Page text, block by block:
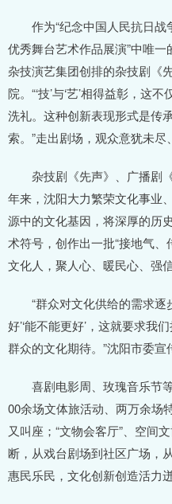
作为“纪念中国人民抗日战
优秀舞台艺术作品展演”中唯
杂技演艺集团创排的杂技剧《
院。“‘技’与‘艺’相得益彰，这
洗礼。这种创新表现形式是传
索。”走出剧场，观众意犹未尽
杂技剧《先声》、广播剧
年来，沈阳大力繁荣文化事业
源中的文化基因，将深厚的历
术符号，创作出一批“接地气
文化人，聚人心、暖民心、强信
“群众对文化供给的需求逐步
好’‘能不能更好’，这就要求我
群众的文化期待。”沈阳市委宣
喜剧电影周、玫瑰音乐节
00余场文体旅活动、两万余场
又叫座；“文物会客厅”、空间
断，从戏台剧场到社区广场，
惠民乐民，文化创新创造活力迸